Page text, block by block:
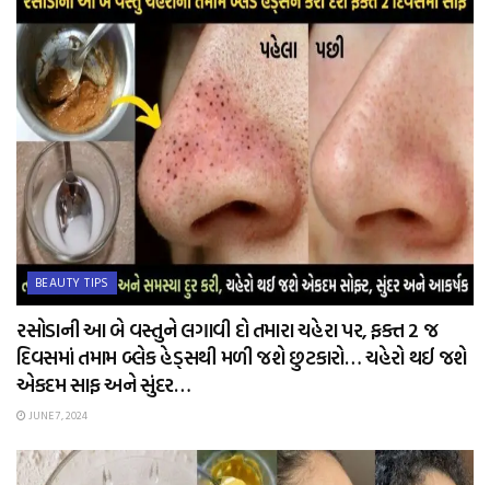
BEAUTY TIPS
રસોડાની આ બે વસ્તુને લગાવી દો તમારા ચહેરા પર, ફક્ત 2 જ
દિવસમાં તમામ બ્લેક હેડ્સથી મળી જશે છુટકારો… ચહેરો થઈ જશે
એકદમ સાફ અને સુંદર…
JUNE 7, 2024